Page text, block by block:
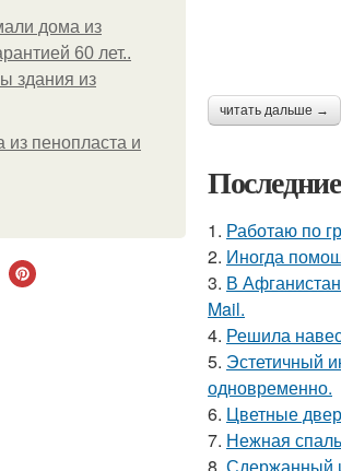
дома из
60 лет..
здания из
из пенопласта и
читать дальше →
1. Работаю по
2. Иногда
3. В
Mail.
4. Решила
5. Эстетичный
одновременно.
6. Цветные
7. Нежная